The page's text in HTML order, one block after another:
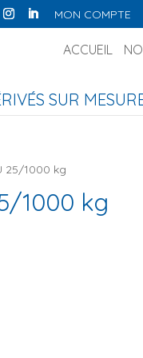
MON COMPTE
SUR
ACCUEIL
25/1000 kg
1000 kg